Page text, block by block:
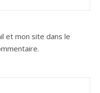
et mon site dans le